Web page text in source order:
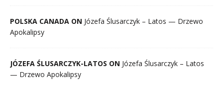
POLSKA CANADA ON Józefa Ślusarczyk – Latos — Drzewo
Apokalipsy
JÓZEFA ŚLUSARCZYK-LATOS ON Józefa Ślusarczyk – Latos
— Drzewo Apokalipsy